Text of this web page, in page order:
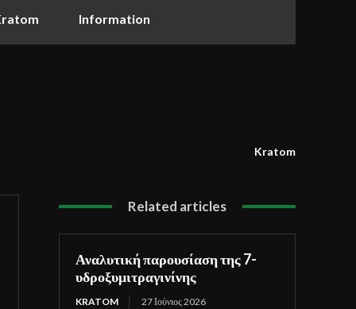
Information
Kratom
Related articles
Αναλυτική παρουσίαση της 7-
υδροξυμιτραγινίνης
KRATOM 27 Ιούνιος 2026